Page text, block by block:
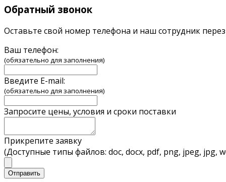
Обратный звонок
Оставьте свой номер телефона и наш сотрудник
Ваш телефон:
(обязательно для заполнения)
Введите E-mail:
(обязательно для заполнения)
Запросите цены, условия и сроки поставки
Прикрепите заявку
(Доступные типы файлов: doc, docx, pdf, png, jpeg, jpg,